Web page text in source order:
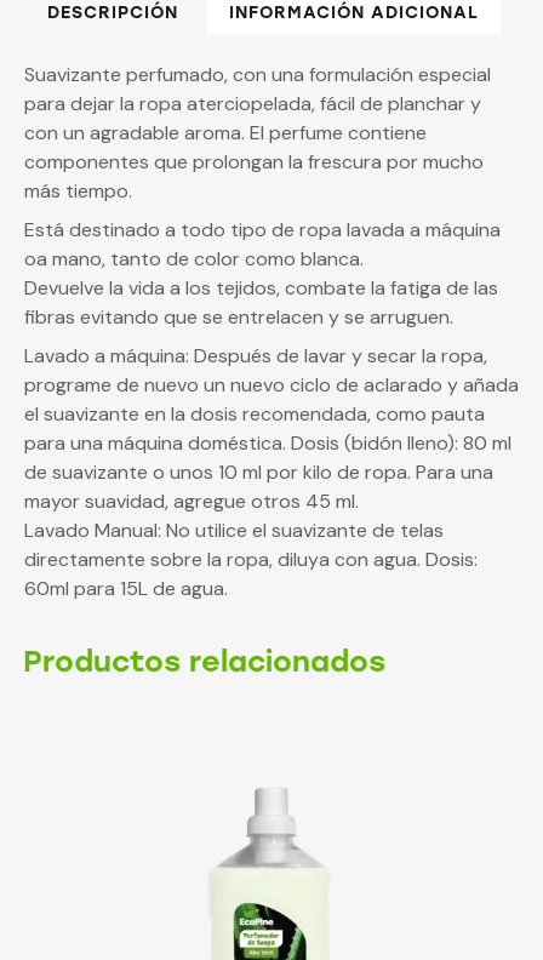
DESCRIPCIÓN INFORMACIÓN ADICIONAL
Suavizante perfumado, con una formulación especial
para dejar la ropa aterciopelada, fácil de planchar y
con un agradable aroma. El perfume contiene
componentes que prolongan la frescura por mucho
más tiempo.
Está destinado a todo tipo de ropa lavada a máquina
oa mano, tanto de color como blanca.
Devuelve la vida a los tejidos, combate la fatiga de las
fibras evitando que se entrelacen y se arruguen.
Lavado a máquina: Después de lavar y secar la ropa,
programe de nuevo un nuevo ciclo de aclarado y añada
el suavizante en la dosis recomendada, como pauta
para una máquina doméstica. Dosis (bidón lleno): 80 ml
de suavizante o unos 10 ml por kilo de ropa. Para una
mayor suavidad, agregue otros 45 ml.
Lavado Manual: No utilice el suavizante de telas
directamente sobre la ropa, diluya con agua. Dosis:
60ml para 15L de agua.
Productos relacionados